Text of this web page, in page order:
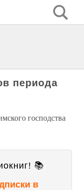
периода
господства
📚
в